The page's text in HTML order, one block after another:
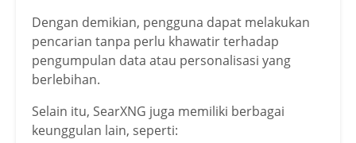
Dengan demikian, pengguna dapat melakukan
pencarian tanpa perlu khawatir terhadap
pengumpulan data atau personalisasi yang
berlebihan.
Selain itu, SearXNG juga memiliki berbagai
keunggulan lain, seperti: